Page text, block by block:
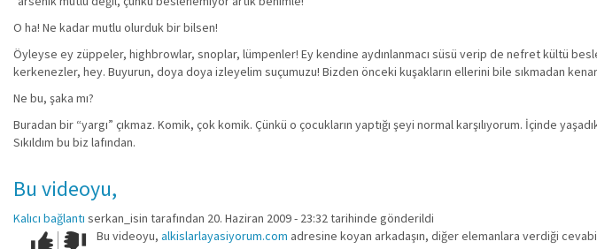
O ha! Ne kadar mutlu olurduk bir bilsen!
Öyleyse ey züppeler, highbrowlar, snoplar, lümpenler! Ey kendine aydınlanmacı süsü verip de nefret kültü
kerkenezler, hey. Buyurun, doya doya izleyelim suçumuzu! Bizden önceki kuşakların ellerini bile sıkmadan
Ne bu, şaka mı?
Buradan bir “yargı” çıkmaz. Komik, çok komik. Çünkü o çocukların yaptığı şeyi normal karşılıyorum. İçinde
Sıkıldım bu biz lafından.
Bu videoyu,
Kalıcı bağlantı serkan_isin tarafından 20. Haziran 2009 - 23:32 tarihinde gönderildi
Çok iyi!O
Bu videoyu, alkislarlayasiyorum.com adresine koyan arkadaşın, diğer elemanlara verdiği cevabi